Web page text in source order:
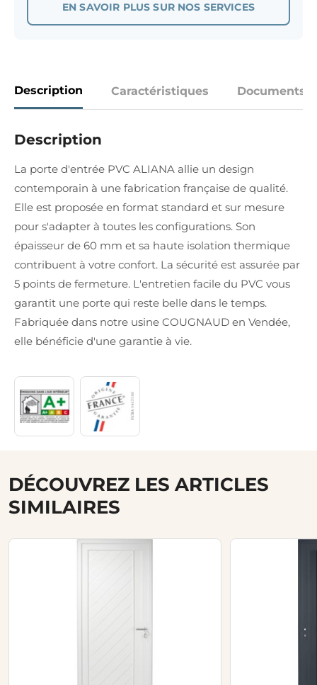
EN SAVOIR PLUS SUR NOS SERVICES
Description Caractéristiques Documents
Description
La porte d'entrée PVC ALIANA allie un design
contemporain à une fabrication française de qualité.
Elle est proposée en format standard et sur mesure
pour s'adapter à toutes les configurations. Son
épaisseur de 60 mm et sa haute isolation thermique
contribuent à votre confort. La sécurité est assurée par
5 points de fermeture. L'entretien facile du PVC vous
garantit une porte qui reste belle dans le temps.
Fabriquée dans notre usine COUGNAUD en Vendée,
elle bénéficie d'une garantie à vie.
DÉCOUVREZ LES ARTICLES
SIMILAIRES